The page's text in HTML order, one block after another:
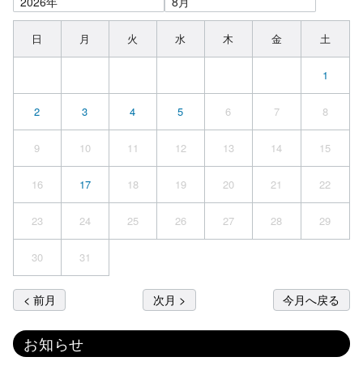
日 月 火 水 木 金 土
1
2 3 4 5 6 7 8
9 10 11 12 13 14 15
16 17 18 19 20 21 22
23 24 25 26 27 28 29
30 31
< 前月 次月 > 今月へ戻る
お知らせ